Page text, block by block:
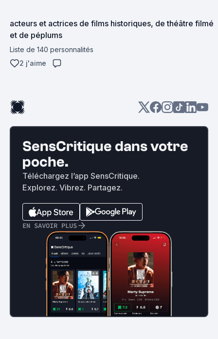
acteurs et actrices de films historiques, de théâtre filmé
et de péplums
Liste de 140 personnalités
2 j'aime
SensCritique dans votre
poche.
Téléchargez l’app SensCritique.
Explorez. Vibrez. Partagez.
EN SAVOIR PLUS